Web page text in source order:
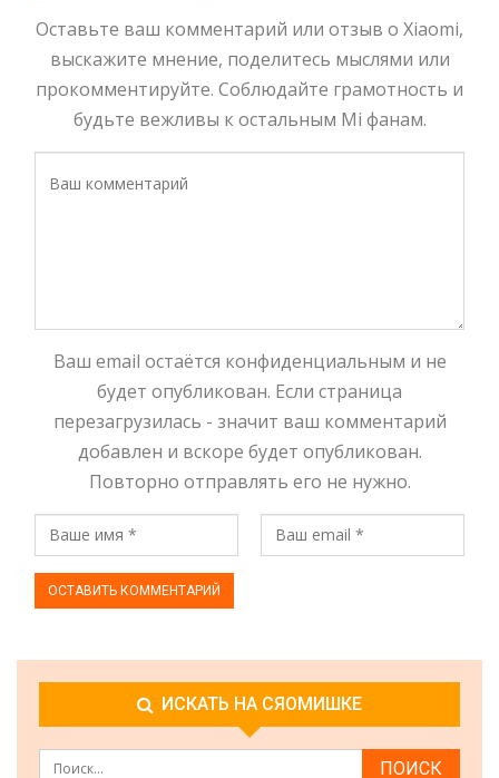
Оставьте ваш комментарий или отзыв о Xiaomi,
выскажите мнение, поделитесь мыслями или
прокомментируйте. Соблюдайте грамотность и
будьте вежливы к остальным Mi фанам.
Ваш email остаётся конфиденциальным и не
будет опубликован. Если страница
перезагрузилась - значит ваш комментарий
добавлен и вскоре будет опубликован.
Повторно отправлять его не нужно.
ИСКАТЬ НА СЯОМИШКЕ